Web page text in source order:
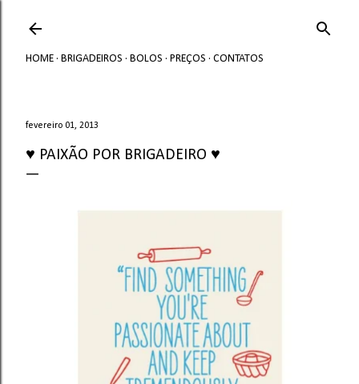
HOME BRIGADEIROS BOLOS PREÇOS CONTATOS
fevereiro 01, 2013
♥ PAIXÃO POR BRIGADEIRO ♥